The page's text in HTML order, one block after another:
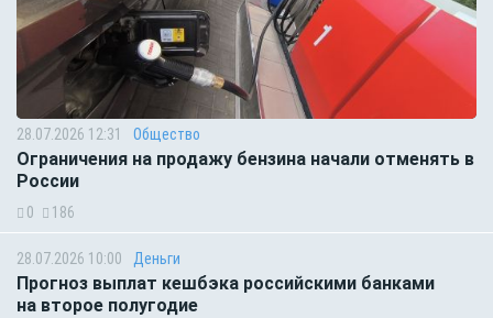
28.07.2026 12:31 Общество
Ограничения на продажу бензина начали отменять в
России
0 186
28.07.2026 10:00 Деньги
Прогноз выплат кешбэка российскими банками
на второе полугодие